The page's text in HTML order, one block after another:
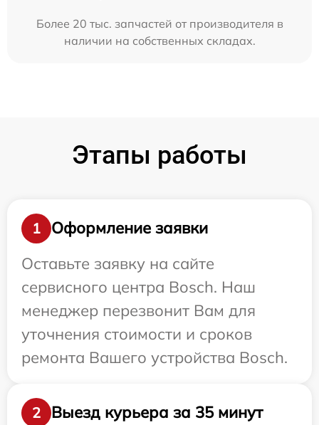
Более 20 тыс. запчастей от производителя в
наличии на собственных складах.
Этапы работы
1
Оформление заявки
Оставьте заявку на сайте
сервисного центра Bosch. Наш
менеджер перезвонит Вам для
уточнения стоимости и сроков
ремонта Вашего устройства Bosch.
2
Выезд курьера за 35 минут